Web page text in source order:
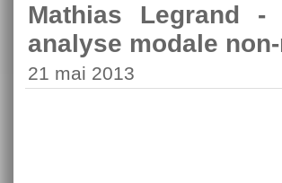
Mathias Legrand -
analyse modale
21 mai 2013